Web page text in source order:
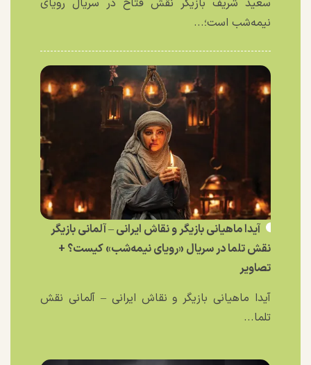
سعید شریف بازیگر نقش فتاح در سریال رویای
نیمه‌شب است؛...
آیدا ماهیانی بازیگر و نقاش ایرانی – آلمانی بازیگر
نقش تلما در سریال «رویای نیمه‌شب» کیست؟ +
تصاویر
آیدا ماهیانی بازیگر و نقاش ایرانی – آلمانی نقش
تلما...